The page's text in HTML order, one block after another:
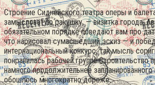
Строение Сиднейского театра оперы и
замысловатую ракушку, — визитка города.
обязательном порядке поведают вам про
что нарисовал сумасшедший эскиз — и
интернациональный конкурс, так мысль
понравилась рабочей группе.Строительство
намного продолжительнее
обошлось многократно дороже.